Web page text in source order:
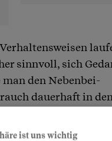
sinnvoll, sich
den Nebenbei-
dauerhaft in
ist uns wichtig